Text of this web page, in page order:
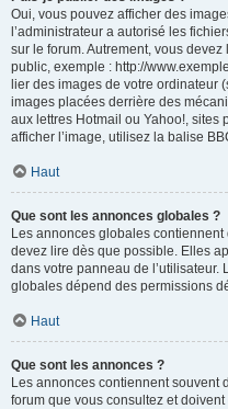
Oui, vous pouvez afficher des
l’administrateur a autorisé les
sur le forum. Autrement, vous
public, exemple : http://
lier des images de votre ordinateur
images placées derrière des
aux lettres Hotmail ou Yahoo!, sites
afficher l’image, utilisez la balise
Haut
Que sont les annonces globales ?
Les annonces globales
devez lire dès que possible. Elles
dans votre panneau de
globales dépend des permissions
Haut
Que sont les annonces ?
Les annonces contiennent souvent
forum que vous consultez et